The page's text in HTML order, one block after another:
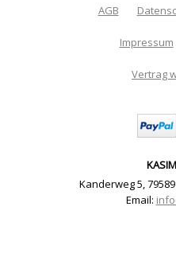
AGB
Impressum
Vertrag
Kanderweg 5,
Email: